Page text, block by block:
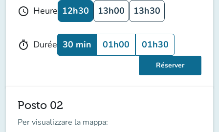
schedule Heure 12h30 13h00 13h30
timer Durée 30 min 01h00 01h30
Réserver
Posto 02
Per visualizzare la mappa: